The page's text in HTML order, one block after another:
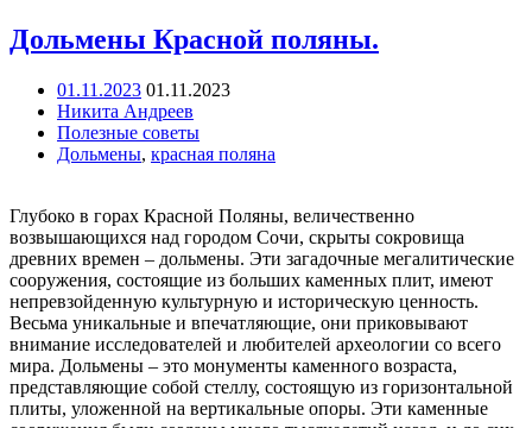
Дольмены Красной поляны.
01.11.2023 01.11.2023
Никита Андреев
Полезные советы
Дольмены, красная поляна
Глубоко в горах Красной Поляны, величественно
возвышающихся над городом Сочи, скрыты сокровища
древних времен – дольмены. Эти загадочные мегалитические
сооружения, состоящие из больших каменных плит, имеют
непревзойденную культурную и историческую ценность.
Весьма уникальные и впечатляющие, они приковывают
внимание исследователей и любителей археологии со всего
мира. Дольмены – это монументы каменного возраста,
представляющие собой стеллу, состоящую из горизонтальной
плиты, уложенной на вертикальные опоры. Эти каменные